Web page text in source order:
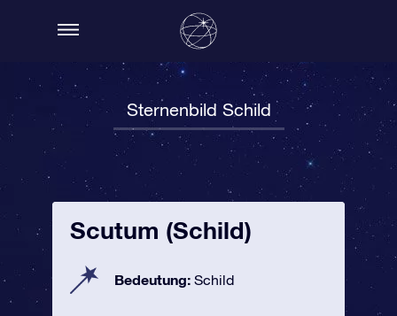
Sternenbild Schild
Scutum (Schild)
Bedeutung: Schild